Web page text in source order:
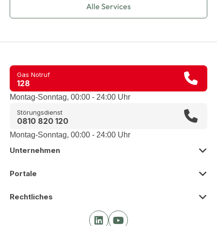
Alle Services
Gas Notruf
128
Montag-Sonntag, 00:00 - 24:00 Uhr
Störungsdienst
0810 820 120
Montag-Sonntag, 00:00 - 24:00 Uhr
Unternehmen
Zur Übersicht
Portale
Zur Übersicht
Rechtliches